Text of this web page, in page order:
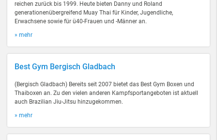
reichen zurück bis 1999. Heute bieten Danny und Roland
generationenübergreifend Muay Thai für Kinder, Jugendliche,
Erwachsene sowie für ü40-Frauen und -Männer an.
» mehr
Best Gym Bergisch Gladbach
(Bergisch Gladbach) Bereits seit 2007 bietet das Best Gym Boxen und
Thaiboxen an. Zu den vielen anderen Kampfsportangeboten ist aktuell
auch Brazilian Jiu-Jitsu hinzugekommen.
» mehr